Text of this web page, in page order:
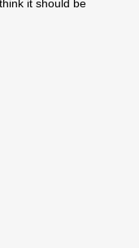
it should be